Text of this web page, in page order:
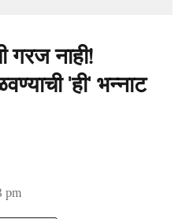
गरज नाही!
'ही' भन्नाट
pm